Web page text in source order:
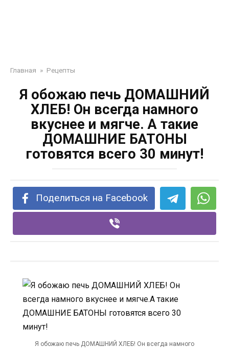
Главная » Рецепты
Я обожаю печь ДОМАШНИЙ
ХЛЕБ! Он всегда намного
вкуснее и мягче. А такие
ДОМАШНИЕ БАТОНЫ
готовятся всего 30 минут!
Поделиться на Facebook
Я обожаю печь ДОМАШНИЙ ХЛЕБ! Он всегда намного